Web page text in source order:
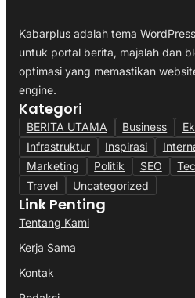
Kabarplus adalah tema
untuk portal berita, majalah dan
optimasi yang memastikan
engine.
Kategori
BERITA UTAMA Business
Infrastruktur
Inspirasi
Marketing
Politik SEO
Travel
Uncategorized
Link Penting
Tentang Kami
Kerja Sama
Kontak